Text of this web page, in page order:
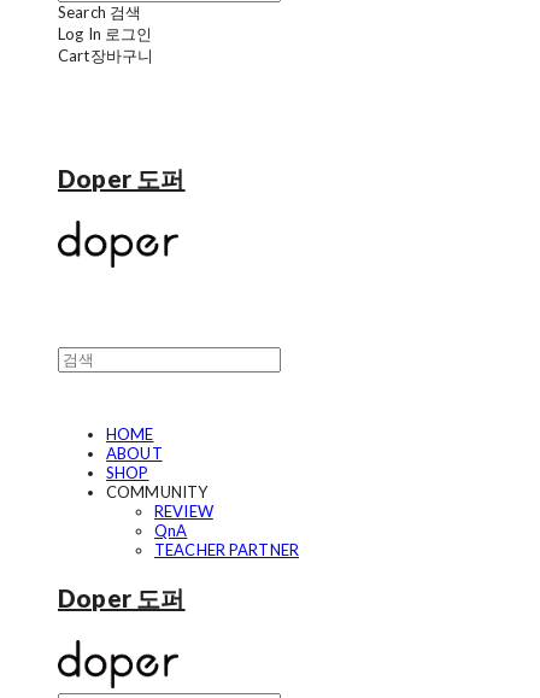
Search 검색
Log In 로그인
Cart장바구니
Doper 도퍼
HOME
ABOUT
SHOP
COMMUNITY
REVIEW
QnA
TEACHER PARTNER
Doper 도퍼